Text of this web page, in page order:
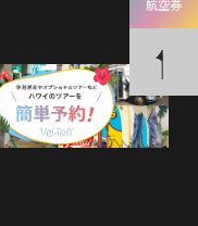
航空券